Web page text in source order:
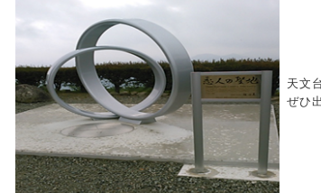
天文
ぜひ